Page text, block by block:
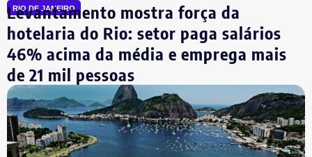
reconhecesse com menor redução a tentativa de
homicídio contra Fernanda Chaves, assessora de Marielle
que estava no carro no momento dos disparos e
sobreviveu porque se abaixou no banco.
Outro ponto usado pelo Ministério Público para pedir o
aumento das penas foi o uso de um carro clonado no
crime, o que caracteriza o delito de receptação.
RIO DE JANEIRO
Levantamento mostra força da
hotelaria do Rio: setor paga salários
46% acima da média e emprega mais
de 21 mil pessoas